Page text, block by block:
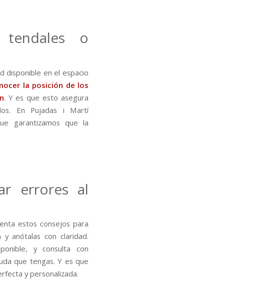
o
disponible en el espacio
la posición de los
. Y es que esto asegura
En Pujadas i Martí
garantizamos que la
errores al
estos consejos para
anótalas con claridad.
y consulta con
que tengas. Y es que
y personalizada.